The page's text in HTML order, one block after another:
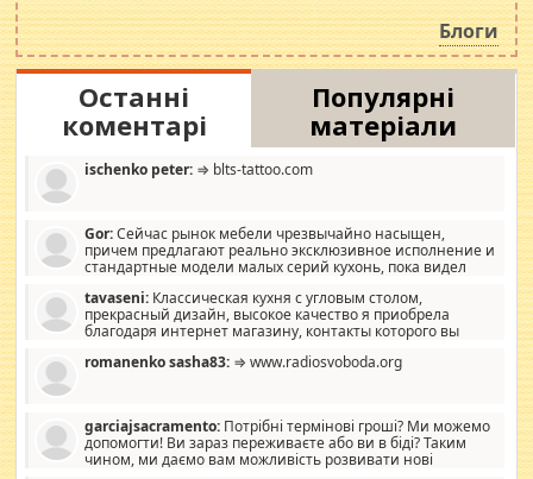
роздувається ще одна соціальна катастрофа.
Блоги
Останні
коментарі
Популярні
матеріали
ischenko peter: ⇒ blts-tattoo.com
Gor:Сейчас рынок мебели чрезвычайно насыщен,
причем предлагают реально эксклюзивное исполнение и
стандартные модели малых серий кухонь, пока видел
стандартные формы, в MebelOk, креативненько и что главное -
со вкусом все в порядке, без ненужных наворотов удорожающих
мебель, а это не последний фактор.
tavaseni: Классическая кухня с угловым столом,
прекрасный дизайн, высокое качество я приобрела
благодаря интернет магазину, контакты которого вы
romanenko sasha83: ⇒ www.radiosvoboda.org
garciajsacramento: Потрібні термінові гроші? Ми можемо
допомогти! Ви зараз переживаєте або ви в біді? Таким
чином, ми даємо вам можливість розвивати нові